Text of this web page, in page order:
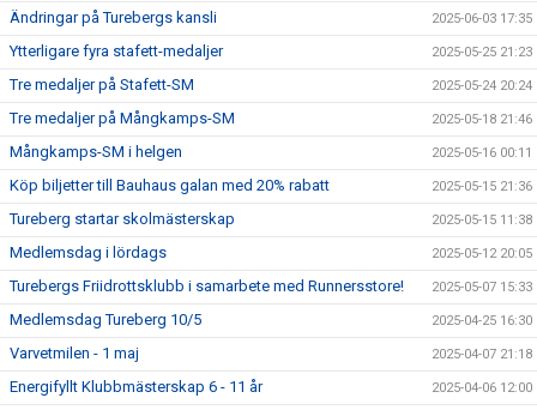
Ändringar på Turebergs kansli 2025-06-03 17:35
Ytterligare fyra stafett-medaljer 2025-05-25 21:23
Tre medaljer på Stafett-SM 2025-05-24 20:24
Tre medaljer på Mångkamps-SM 2025-05-18 21:46
Mångkamps-SM i helgen 2025-05-16 00:11
Köp biljetter till Bauhaus galan med 20% rabatt 2025-05-15 21:36
Tureberg startar skolmästerskap 2025-05-15 11:38
Medlemsdag i lördags 2025-05-12 20:05
Turebergs Friidrottsklubb i samarbete med Runnersstore! 2025-05-07 15:33
Medlemsdag Tureberg 10/5 2025-04-25 16:30
Varvetmilen - 1 maj 2025-04-07 21:18
Energifyllt Klubbmästerskap 6 - 11 år 2025-04-06 12:00